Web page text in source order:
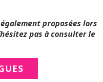
proposées lors
pas à consulter le